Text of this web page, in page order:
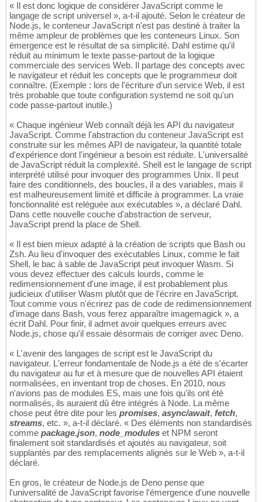
« Il est donc logique de considérer JavaScript comme le
langage de script universel », a-t-il ajouté. Selon le créateur de
Node.js, le conteneur JavaScript n'est pas destiné à traiter la
même ampleur de problèmes que les conteneurs Linux. Son
émergence est le résultat de sa simplicité. Dahl estime qu'il
réduit au minimum le texte passe-partout de la logique
commerciale des services Web. Il partage des concepts avec
le navigateur et réduit les concepts que le programmeur doit
connaître. (Exemple : lors de l'écriture d'un service Web, il est
très probable que toute configuration systemd ne soit qu'un
code passe-partout inutile.)
« Chaque ingénieur Web connaît déjà les API du navigateur
JavaScript. Comme l'abstraction du conteneur JavaScript est
construite sur les mêmes API de navigateur, la quantité totale
d'expérience dont l'ingénieur a besoin est réduite. L'universalité
de JavaScript réduit la complexité. Shell est le langage de script
interprété utilisé pour invoquer des programmes Unix. Il peut
faire des conditionnels, des boucles, il a des variables, mais il
est malheureusement limité et difficile à programmer. La vraie
fonctionnalité est reléguée aux exécutables », a déclaré Dahl.
Dans cette nouvelle couche d'abstraction de serveur,
JavaScript prend la place de Shell.
« Il est bien mieux adapté à la création de scripts que Bash ou
Zsh. Au lieu d'invoquer des exécutables Linux, comme le fait
Shell, le bac à sable de JavaScript peut invoquer Wasm. Si
vous devez effectuer des calculs lourds, comme le
redimensionnement d'une image, il est probablement plus
judicieux d'utiliser Wasm plutôt que de l'écrire en JavaScript.
Tout comme vous n'écrirez pas de code de redimensionnement
d'image dans Bash, vous ferez apparaître imagemagick », a
écrit Dahl. Pour finir, il admet avoir quelques erreurs avec
Node.js, chose qu'il essaie désormais de corriger avec Deno.
« L'avenir des langages de script est le JavaScript du
navigateur. L'erreur fondamentale de Node.js a été de s'écarter
du navigateur au fur et à mesure que de nouvelles API étaient
normalisées, en inventant trop de choses. En 2010, nous
n'avions pas de modules ES, mais une fois qu'ils ont été
normalisés, ils auraient dû être intégrés à Node. La même
chose peut être dite pour les promises, async/await, fetch,
streams, etc. », a-t-il déclaré. « Des éléments non standardisés
comme package.json, node_modules et NPM seront
finalement soit standardisés et ajoutés au navigateur, soit
supplantés par des remplacements alignés sur le Web », a-t-il
déclaré.
En gros, le créateur de Node.js de Deno pense que
l'universalité de JavaScript favorise l'émergence d'une nouvelle